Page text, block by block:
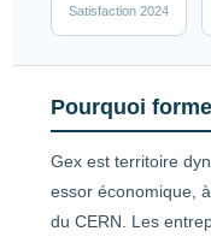
Satisfaction 2024
Pourquoi
Gex est territoire
essor économique,
du CERN. Les